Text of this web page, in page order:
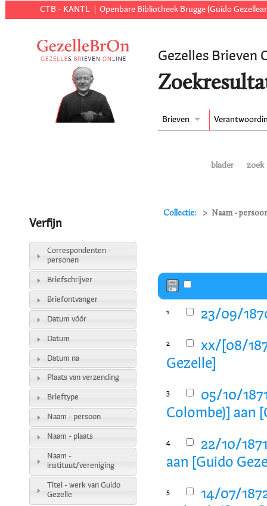
CTB - KANTL Openbare Bibliotheek Brugge (Guido
Gezelles Brieven
Brieven
blader zoek
Collectie: Naam -
1 23/09/
2
xx/[08/
Gezelle]
3
05/10/
Colombe)] aan
4
22/10/
aan [Guido
5
14/07/
Verfijn
Correspondenten -
personen
Briefschrijver
Briefontvanger
Datum vóór
Datum
Datum na
Plaats van verzending
Brieftype
Naam - persoon
Naam - plaats
Naam -
instituut/vereniging
Titel - werk van Guido
Gezelle